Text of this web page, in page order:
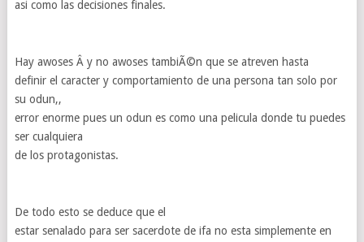
asi como las decisiones finales.
Hay awoses Â y no awoses tambiÃ©n que se atreven hasta
definir el caracter y comportamiento de una persona tan solo por
su odun,,
error enorme pues un odun es como una pelicula donde tu puedes
ser cualquiera
de los protagonistas.
De todo esto se deduce que el
estar senalado para ser sacerdote de ifa no esta simplemente en